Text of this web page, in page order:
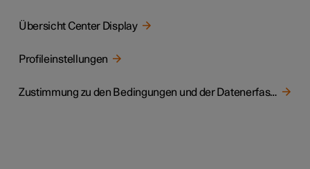
Übersicht Center Display
Profileinstellungen
Zustimmung zu den Bedingungen und der Datenerfassung